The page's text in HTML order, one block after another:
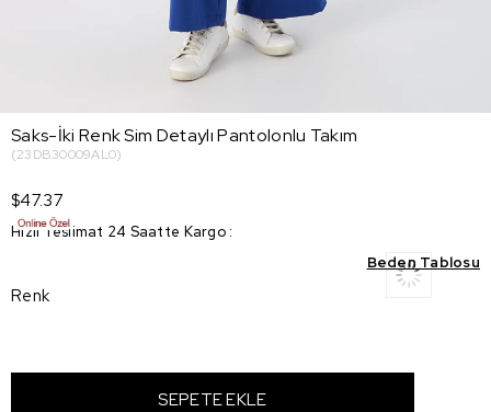
Saks-İki Renk Sim Detaylı Pantolonlu Takım
(23DB30009AL0)
$47.37
Hızlı Teslimat 24 Saatte Kargo :
Beden Tablosu
Renk